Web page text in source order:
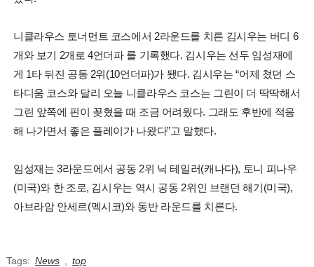
니클라우스 토너먼트 코스에서 2라운드를 치른 김시우는 버디 6
개와 보기 2개로 4언더파 를 기록했다. 김시우는 선두 임성재에
게 1타 뒤진 공동 2위(10언더파)가 됐다. 김시우는 “어제 쳤던 스
타디움 코스와 달리 오늘 니클라우스 코스는 그린이 더 딱딱해서
그린 앞쪽에 핀이 꽂혔을 때 조금 어려웠다. 그래도 후반에 적응
해 나가면서 좋은 플레이가 나왔다”고 말했다.
임성재는 3라운드에서 공동 2위 닉 테일러(캐나다), 토니 피나우
(미국)와 한 조로, 김시우는 역시 공동 2위인 브랜던 해기(미국),
아브라암 안세르(멕시코)와 동반 라운드를 치른다.
Tags: News top